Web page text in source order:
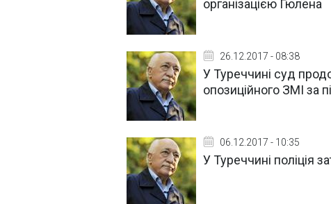
організацією Гюлена
26.12.2017 - 08:38
У Туреччині суд
опозиційного ЗМІ за
06.12.2017 - 10:35
У Туреччині поліція